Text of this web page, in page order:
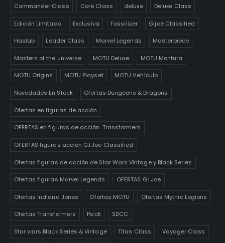
Commander Class Core Class deluxe Deluxe Class
Edición Limitada Exclusiva Fossilizer Gijoe Classified
Haslab Leader Class Marvel Legends Masterpiece
Masters of the universe MOTU Deluxe MOTU Montura
MOTU Origins MOTU Playset MOTU Vehículo
Novedades En Stock Ofertas Dungeons & Dragons
Ofertas en figuras de acción
OFERTAS en figuras de acción. Transformers
OFERTAS figuras acción G.I.Joe Classified
Ofertas figuras de acción de Star Wars Vintage y Black Series
Ofertas figuras Marvel Legends OFERTAS G.I.Joe
Ofertas Indiana Jones Ofertas MOTU Ofertas Mythic Legions
Ofertas Transformers Pack SDCC
Star wars Black Series & Vintage Titan Class Voyager Class